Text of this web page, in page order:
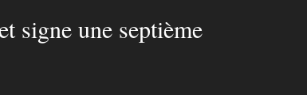
signe une septième